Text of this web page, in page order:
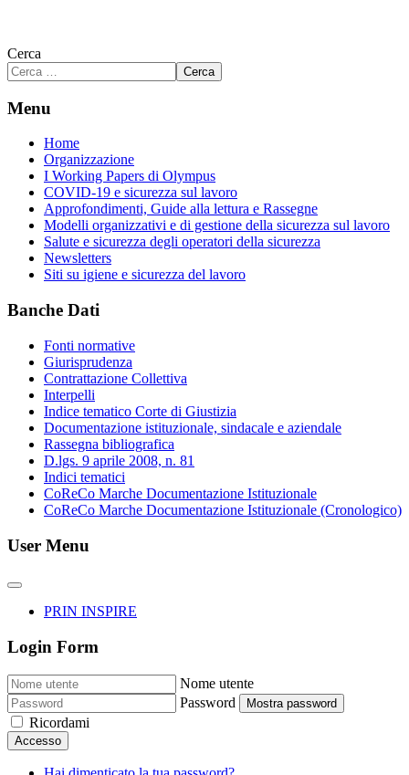
Cerca
Cerca
Menu
Home
Organizzazione
I Working Papers di Olympus
COVID-19 e sicurezza sul lavoro
Approfondimenti, Guide alla lettura e Rassegne
Modelli organizzativi e di gestione della sicurezza sul lavoro
Salute e sicurezza degli operatori della sicurezza
Newsletters
Siti su igiene e sicurezza del lavoro
Banche Dati
Fonti normative
Giurisprudenza
Contrattazione Collettiva
Interpelli
Indice tematico Corte di Giustizia
Documentazione istituzionale, sindacale e aziendale
Rassegna bibliografica
D.lgs. 9 aprile 2008, n. 81
Indici tematici
CoReCo Marche Documentazione Istituzionale
CoReCo Marche Documentazione Istituzionale (Cronologico)
User Menu
PRIN INSPIRE
Login Form
Nome utente
Password
Mostra password
Ricordami
Accesso